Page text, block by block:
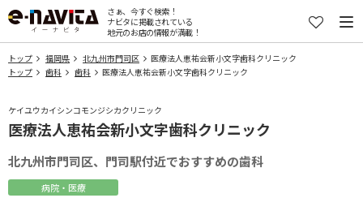
さぁ、今すぐ検索！
ナビタに掲載されている
地元のお店の情報が満載！
トップ 福岡県 北九州市門司区
医療法人恵祐会新小文字歯科クリニック
トップ
歯科 歯科 医療法人恵祐会新小文字歯科クリニック
ケイユウカイシンコモンジシカクリニック
医療法人恵祐会新小文字歯科クリニック
北九州市門司区、門司駅付近でおすすめの歯科
病院・医療